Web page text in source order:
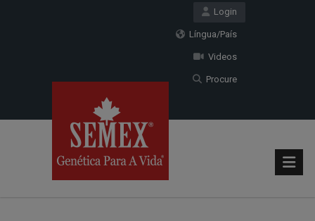
Login
Língua/País
Videos
Procure